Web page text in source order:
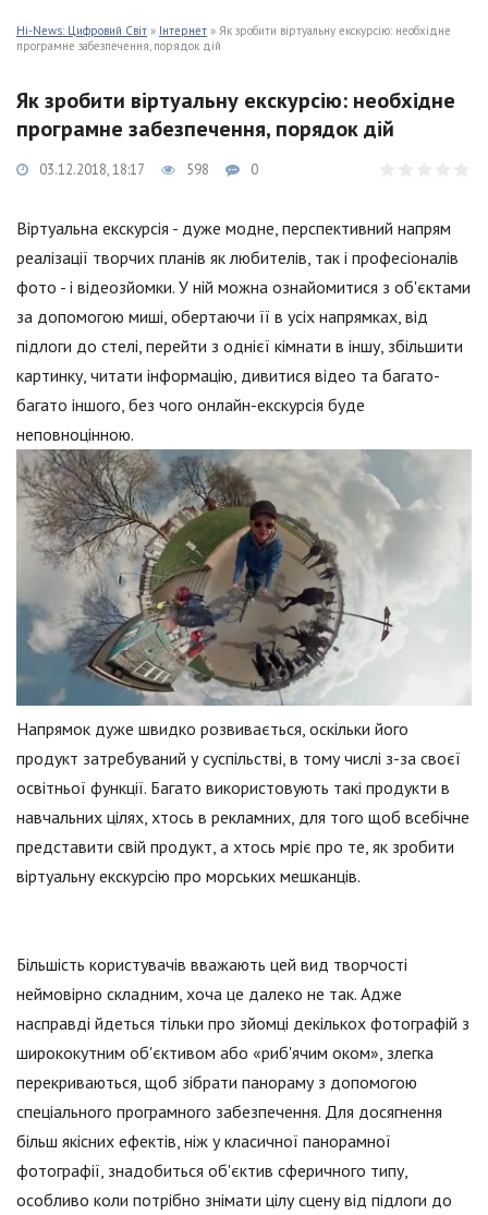
Hi-News: Цифровий Світ » Інтернет » Як зробити віртуальну екскурсію: необхідне
програмне забезпечення, порядок дій
Як зробити віртуальну екскурсію: необхідне
програмне забезпечення, порядок дій
03.12.2018, 18:17 598 0
Віртуальна екскурсія - дуже модне, перспективний напрям
реалізації творчих планів як любителів, так і професіоналів
фото - і відеозйомки. У ній можна ознайомитися з об'єктами
за допомогою миші, обертаючи її в усіх напрямках, від
підлоги до стелі, перейти з однієї кімнати в іншу, збільшити
картинку, читати інформацію, дивитися відео та багато-
багато іншого, без чого онлайн-екскурсія буде
неповноцінною.
Напрямок дуже швидко розвивається, оскільки його
продукт затребуваний у суспільстві, в тому числі з-за своєї
освітньої функції. Багато використовують такі продукти в
навчальних цілях, хтось в рекламних, для того щоб всебічне
представити свій продукт, а хтось мріє про те, як зробити
віртуальну екскурсію про морських мешканців.
Більшість користувачів вважають цей вид творчості
неймовірно складним, хоча це далеко не так. Адже
насправді йдеться тільки про зйомці декількох фотографій з
ширококутним об'єктивом або «риб'ячим оком», злегка
перекриваються, щоб зібрати панораму з допомогою
спеціального програмного забезпечення. Для досягнення
більш якісних ефектів, ніж у класичної панорамної
фотографії, знадобиться об'єктив сферичного типу,
особливо коли потрібно знімати цілу сцену від підлоги до